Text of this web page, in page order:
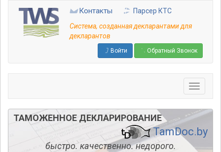
основному
содержанию
Контакты
Парсер КТС
Система, созданная декларантами для
декларантов
Войти Обратный Звонок
ТАМОЖЕННОЕ ДЕКЛАРИРОВАНИЕ
TamDoc.by
быстро. качественно. недорого.